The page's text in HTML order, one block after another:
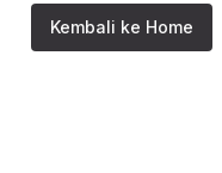
Kembali ke Home